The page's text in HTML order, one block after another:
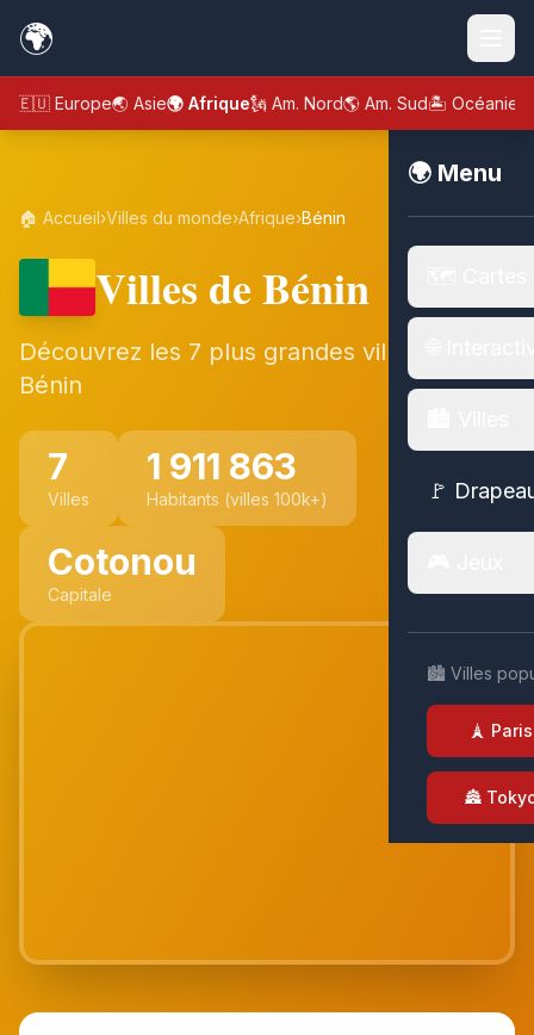
🌍
🇪🇺 Europe🌏 Asie🌍 Afrique🗽 Am. Nord🌎 Am. Sud🏝️ Océanie
🌍 Menu
🚩
🏙️ Villes
🗼 Paris
🏯
🏠 Accueil›Villes du monde›Afrique›Bénin
Villes de Bénin
Découvrez les 7 plus grandes villes de
Bénin
7
Villes
1 911 863
Habitants (villes 100k+)
Cotonou
Capitale